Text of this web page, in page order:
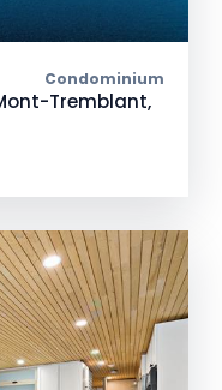
Condominium
Tremblant,